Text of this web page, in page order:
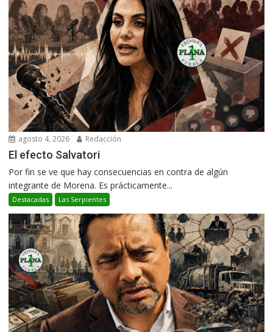
agosto 4, 2026 Redacción
El efecto Salvatori
Por fin se ve que hay consecuencias en contra de algún
integrante de Morena. Es prácticamente...
Destacadas Las Serpientes